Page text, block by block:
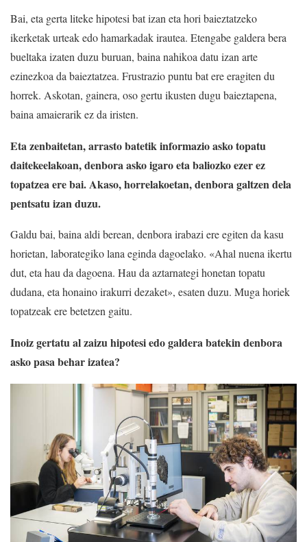
Bai, eta gerta liteke hipotesi bat izan eta hori baieztatzeko
ikerketak urteak edo hamarkadak irautea. Etengabe galdera bera
bueltaka izaten duzu buruan, baina nahikoa datu izan arte
ezinezkoa da baieztatzea. Frustrazio puntu bat ere eragiten du
horrek. Askotan, gainera, oso gertu ikusten dugu baieztapena,
baina amaierarik ez da iristen.
Eta zenbaitetan, arrasto batetik informazio asko topatu
daitekeelakoan, denbora asko igaro eta baliozko ezer ez
topatzea ere bai. Akaso, horrelakoetan, denbora galtzen dela
pentsatu izan duzu.
Galdu bai, baina aldi berean, denbora irabazi ere egiten da kasu
horietan, laborategiko lana eginda dagoelako. «Ahal nuena ikertu
dut, eta hau da dagoena. Hau da aztarnategi honetan topatu
dudana, eta honaino irakurri dezaket», esaten duzu. Muga horiek
topatzeak ere betetzen gaitu.
Inoiz gertatu al zaizu hipotesi edo galdera batekin denbora
asko pasa behar izatea?